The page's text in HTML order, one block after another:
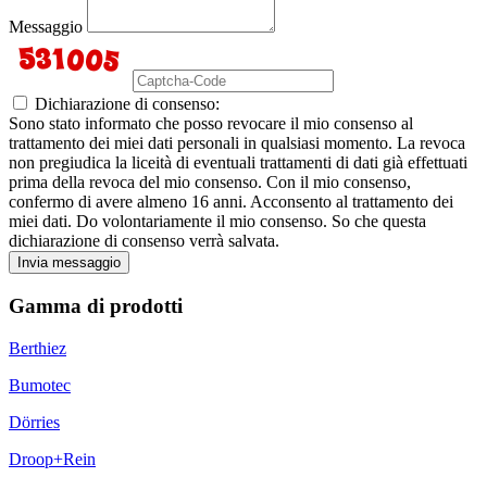
Messaggio
Dichiarazione di consenso:
Sono stato informato che posso revocare il mio consenso al
trattamento dei miei dati personali in qualsiasi momento. La revoca
non pregiudica la liceità di eventuali trattamenti di dati già effettuati
prima della revoca del mio consenso. Con il mio consenso,
confermo di avere almeno 16 anni. Acconsento al trattamento dei
miei dati. Do volontariamente il mio consenso. So che questa
dichiarazione di consenso verrà salvata.
Invia messaggio
Gamma di prodotti
Berthiez
Bumotec
Dörries
Droop+Rein